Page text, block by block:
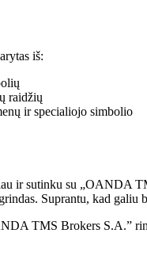
iš:
raidžių
ir specialiojo simbolio
ir sutinku su „OANDA
Suprantu, kad galiu
TMS Brokers S.A.”